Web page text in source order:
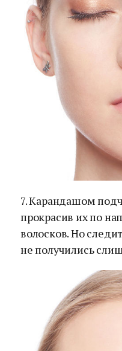
7. Карандашом
прокрасив их по
волосков. Но
не получились